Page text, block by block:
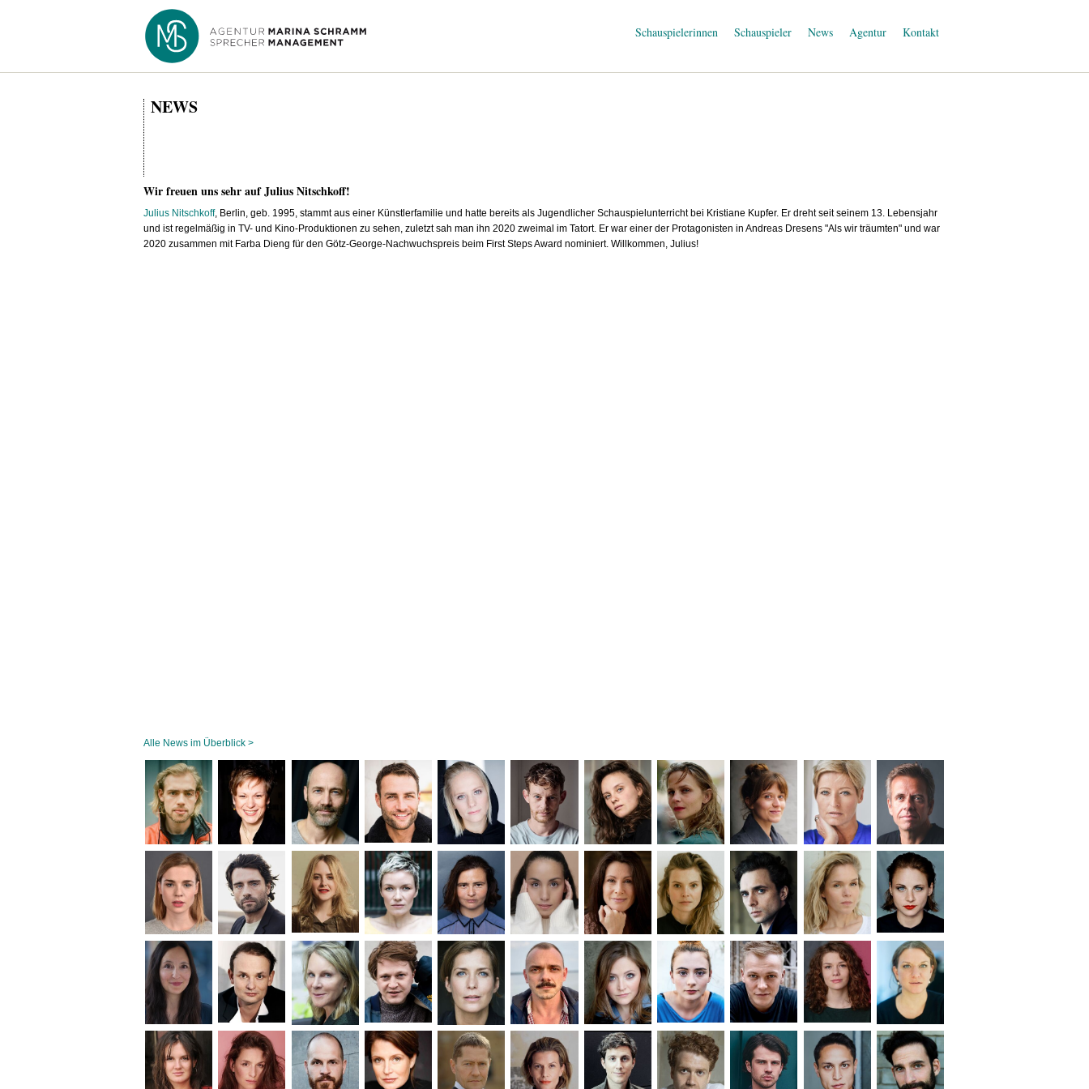
Schauspielerinnen Schauspieler News Agentur Kontakt
NEWS
Wir freuen uns sehr auf Julius Nitschkoff!
Julius Nitschkoff, Berlin, geb. 1995, stammt aus einer Künstlerfamilie und hatte bereits als Jugendlicher Schauspielunterricht bei Kristiane Kupfer. Er dreht seit seinem 13. Lebensjahr
und ist regelmäßig in TV- und Kino-Produktionen zu sehen, zuletzt sah man ihn 2020 zweimal im Tatort. Er war einer der Protagonisten in Andreas Dresens "Als wir träumten" und war
2020 zusammen mit Farba Dieng für den Götz-George-Nachwuchspreis beim First Steps Award nominiert. Willkommen, Julius!
Alle News im Überblick >
Navigation
überspringen